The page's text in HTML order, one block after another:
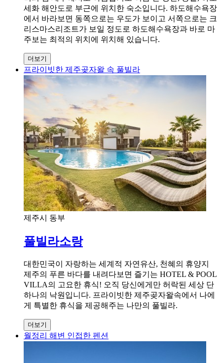
세화 해안도로 부근에 위치한 숙소입니다. 하도해수욕장
에서 바라보면 동쪽으로는 우도가 보이고 서쪽으로는 크
리스마스리조트가 보일 정도로 하도해수욕장과 바로 마
주보는 최적의 위치에 위치해 있습니다.
더보기
프라이빗한 제주곶자왈 속 풀빌라
제주시 동부
풀빌라소랑
대한민국이 자랑하는 세계적 자연유산, 천혜의 휴양지
제주의 푸른 바다를 내려다보면 즐기는 HOTEL & POOL
VILLA의 고요한 휴식! 오직 당신에게만 허락된 세상 단
하나의 낙원입니다. 프라이빗한 제주곶자왈속에서 나에
게 특별한 휴식을 제공해주는 나만의 풀빌라.
더보기
월정리 해변 인접한 펜션